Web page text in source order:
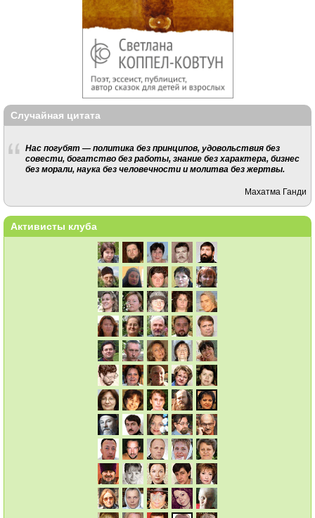
Случайная цитата
Нас погубят — политика без принципов, удовольствия без
совести, богатство без работы, знание без характера, бизнес
без морали, наука без человечности и молитва без жертвы.
Махатма Ганди
Активисты клуба